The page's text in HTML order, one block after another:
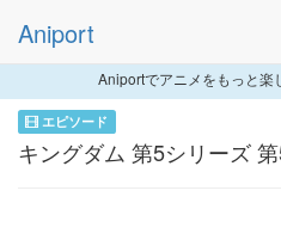
Aniport
Aniportでアニメをもっと楽
エピソード
キングダム 第5シリーズ